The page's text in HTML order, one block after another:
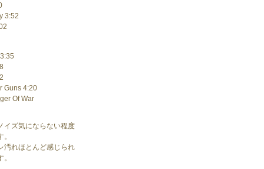
3:52
Guns 4:20
Of War
イズ気にならない程度
汚れほとんど感じられ